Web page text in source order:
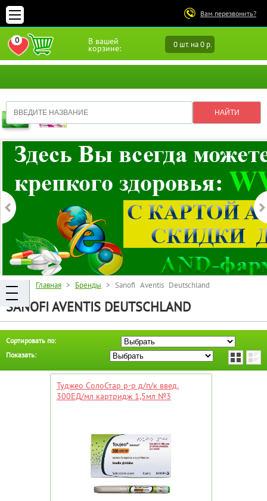
Вам перезвонить?
В вашей
корзине: 0 шт. на 0 р.
0
ПЕРЕЙТИ В ИЗБРАННОЕ
Главная > Бренды > Sanofi Aventis Deutschland
SANOFI AVENTIS DEUTSCHLAND
Сортировать по:
Показать:
Туджео СолоСтар р-р д/п/к введ.
300ЕД/мл картридж 1,5мл №3